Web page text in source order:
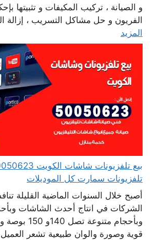
و الصيانة ، تركيب المكيفات و تثبيتها
الفريون و حل مشاكل التسريب ، إزالة
المزيد
تلفزيونات سمارت كل الموديلات
أصبح خلال السنوات الماضية القليلة
الشركات في انتاج أحدث الشاشات
وبأحجام
قوية وصورة والوان طبيعية تشعر